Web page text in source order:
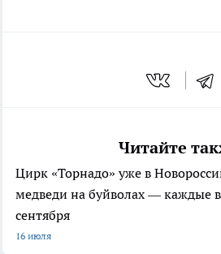
Читайте
Цирк «Торнадо» уже в
медведи на буйволах — каждые
сентября
16 июля